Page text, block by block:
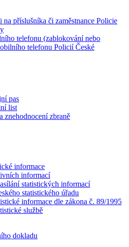
na příslušníka či zaměstnance Policie
telefonu (zablokování nebo
telefonu Policií České
pas
list
znehodnocení zbraně
informace
informací
statistických informací
statistického úřadu
informace dle zákona č. 89/1995
službě
dokladu